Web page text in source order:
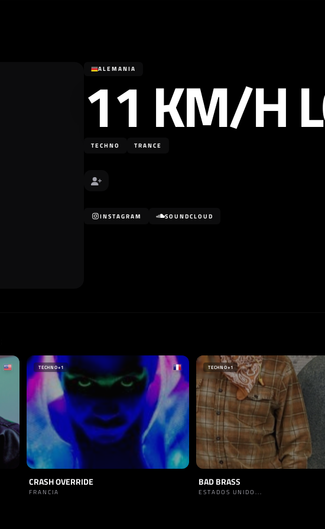
ALEMANIA
11 KM/H
TECHNO TRANCE
INSTAGRAM SOUNDCLOUD
TECHNO+1
CRASH OVERRIDE
FRANCIA
TECHNO+1
BAD BRASS
ESTADOS UNIDO...